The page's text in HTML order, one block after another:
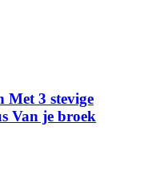
Met 3 stevige
Van je broek